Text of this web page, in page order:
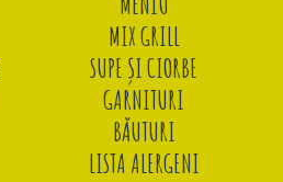
MIX GRILL
SUPE ȘI CIORBE
GARNITURI
BĂUTURI
LISTA ALERGENI